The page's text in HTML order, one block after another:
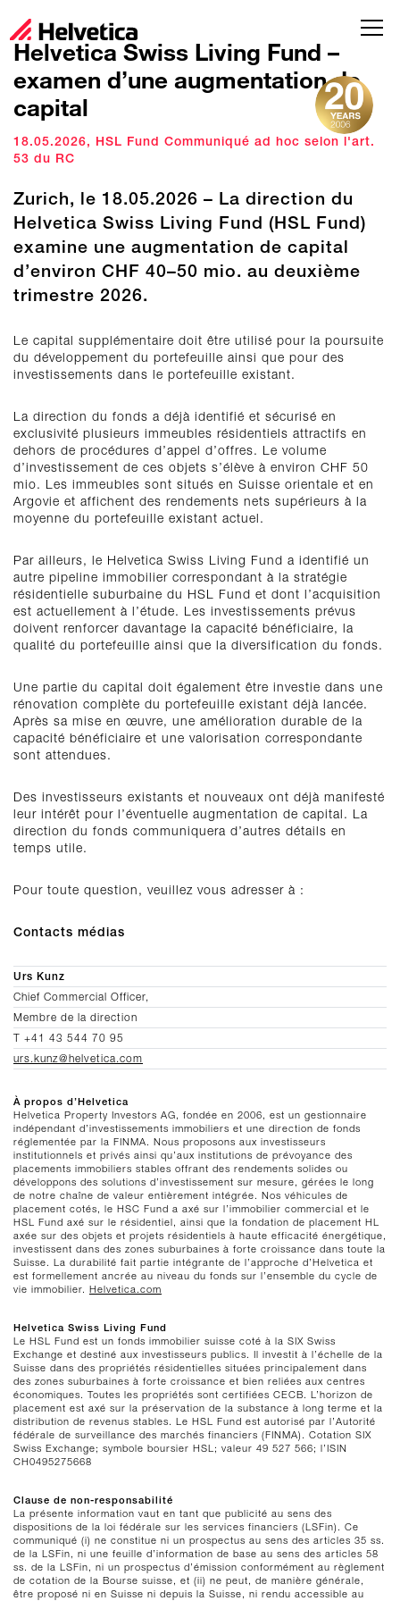
Helvetica Swiss Living Fund –
examen d’une augmentation de
capital
18.05.2026, HSL Fund Communiqué ad hoc selon l'art.
53 du RC
Zurich, le 18.05.2026 – La direction du
Helvetica Swiss Living Fund (HSL Fund)
examine une augmentation de capital
d’environ CHF 40–50 mio. au deuxième
trimestre 2026.
Le capital supplémentaire doit être utilisé pour la poursuite
du développement du portefeuille ainsi que pour des
investissements dans le portefeuille existant.
La direction du fonds a déjà identifié et sécurisé en
exclusivité plusieurs immeubles résidentiels attractifs en
dehors de procédures d’appel d’offres. Le volume
d’investissement de ces objets s’élève à environ CHF 50
mio. Les immeubles sont situés en Suisse orientale et en
Argovie et affichent des rendements nets supérieurs à la
moyenne du portefeuille existant actuel.
Par ailleurs, le Helvetica Swiss Living Fund a identifié un
autre pipeline immobilier correspondant à la stratégie
résidentielle suburbaine du HSL Fund et dont l’acquisition
est actuellement à l’étude. Les investissements prévus
doivent renforcer davantage la capacité bénéficiaire, la
qualité du portefeuille ainsi que la diversification du fonds.
Une partie du capital doit également être investie dans une
rénovation complète du portefeuille existant déjà lancée.
Après sa mise en œuvre, une amélioration durable de la
capacité bénéficiaire et une valorisation correspondante
sont attendues.
Des investisseurs existants et nouveaux ont déjà manifesté
leur intérêt pour l’éventuelle augmentation de capital. La
direction du fonds communiquera d’autres détails en
temps utile.
Pour toute question, veuillez vous adresser à :
Contacts médias
Urs Kunz
Chief Commercial Officer,
Membre de la direction
T +41 43 544 70 95
urs.kunz@helvetica.com
À propos d’Helvetica
Helvetica Property Investors AG, fondée en 2006, est un gestionnaire
indépendant d’investissements immobiliers et une direction de fonds
réglementée par la FINMA. Nous proposons aux investisseurs
institutionnels et privés ainsi qu’aux institutions de prévoyance des
placements immobiliers stables offrant des rendements solides ou
développons des solutions d’investissement sur mesure, gérées le long
de notre chaîne de valeur entièrement intégrée. Nos véhicules de
placement cotés, le HSC Fund a axé sur l’immobilier commercial et le
HSL Fund axé sur le résidentiel, ainsi que la fondation de placement HL
axée sur des objets et projets résidentiels à haute efficacité énergétique,
investissent dans des zones suburbaines à forte croissance dans toute la
Suisse. La durabilité fait partie intégrante de l’approche d’Helvetica et
est formellement ancrée au niveau du fonds sur l’ensemble du cycle de
vie immobilier. Helvetica.com
Helvetica Swiss Living Fund
Le HSL Fund est un fonds immobilier suisse coté à la SIX Swiss
Exchange et destiné aux investisseurs publics. Il investit à l’échelle de la
Suisse dans des propriétés résidentielles situées principalement dans
des zones suburbaines à forte croissance et bien reliées aux centres
économiques. Toutes les propriétés sont certifiées CECB. L’horizon de
placement est axé sur la préservation de la substance à long terme et la
distribution de revenus stables. Le HSL Fund est autorisé par l’Autorité
fédérale de surveillance des marchés financiers (FINMA). Cotation SIX
Swiss Exchange; symbole boursier HSL; valeur 49 527 566; l’ISIN
CH0495275668
Clause de non-responsabilité
La présente information vaut en tant que publicité au sens des
dispositions de la loi fédérale sur les services financiers (LSFin). Ce
communiqué (i) ne constitue ni un prospectus au sens des articles 35 ss.
de la LSFin, ni une feuille d’information de base au sens des articles 58
ss. de la LSFin, ni un prospectus d’émission conformément au règlement
de cotation de la Bourse suisse, et (ii) ne peut, de manière générale,
être proposé ni en Suisse ni depuis la Suisse, ni rendu accessible au